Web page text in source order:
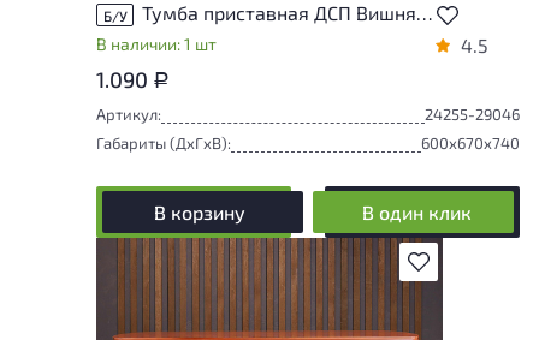
Б/У Тумба приставная ДСП Вишня Россия
В наличии: 1 шт 4.5
1.090 Р
Артикул:
24255-29046
Габариты (ДxГxВ):
600x670x740
В корзину В один клик
В избранное